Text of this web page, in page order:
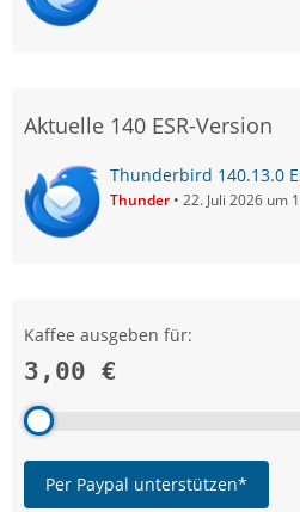
Aktuelle 140 ESR-Version
Thunderbird 140.13.0
Thunder 22. Juli 2026 um
Kaffee ausgeben für:
3,00 €
Per Paypal unterstützen*